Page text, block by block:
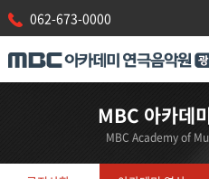
062-673-0000
MBC 아카데
MBC Academy of